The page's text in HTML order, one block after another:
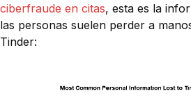
ciberfraude en citas, esta es la
las personas suelen perder a
Tinder: